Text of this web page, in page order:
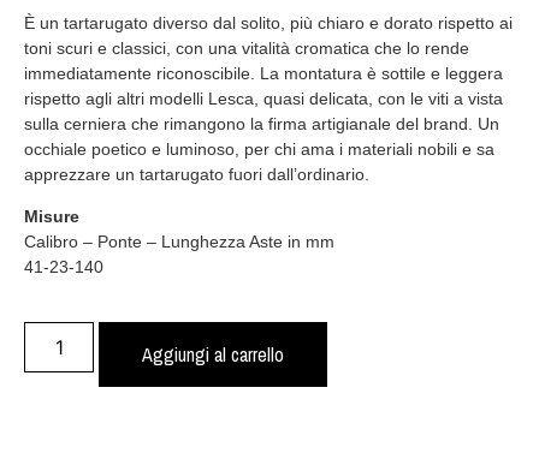
È un tartarugato diverso dal solito, più chiaro e dorato rispetto ai
toni scuri e classici, con una vitalità cromatica che lo rende
immediatamente riconoscibile. La montatura è sottile e leggera
rispetto agli altri modelli Lesca, quasi delicata, con le viti a vista
sulla cerniera che rimangono la firma artigianale del brand. Un
occhiale poetico e luminoso, per chi ama i materiali nobili e sa
apprezzare un tartarugato fuori dall’ordinario.
Misure
Calibro – Ponte – Lunghezza Aste in mm
41-23-140
Aggiungi al carrello